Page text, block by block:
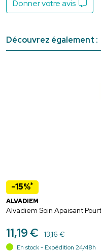
Donner votre avis
Découvrez également :
-15%*
ALVADIEM
Alvadiem Soin Apaisant
11,19€ 13,16€
En stock - Expédition 24/48h